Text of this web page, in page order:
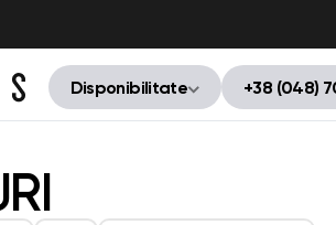
Disponibilitate +38 (048)